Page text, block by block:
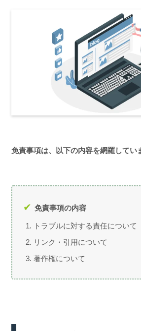
免責事項は、以下の内容を網羅してい
免責事項の内容
トラブルに対する責任について
リンク・引用について
著作権について